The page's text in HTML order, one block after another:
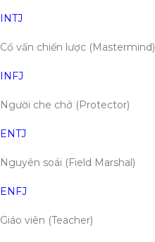
INTJ
Cố vấn chiến lược (Mastermind)
INFJ
Người che chở (Protector)
ENTJ
Nguyên soái (Field Marshal)
ENFJ
Giáo viên (Teacher)